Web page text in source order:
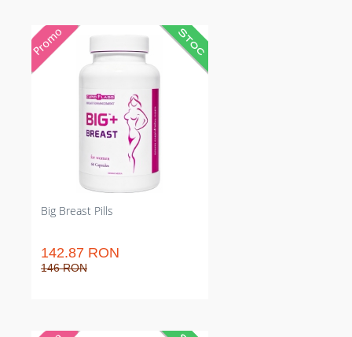
Big Breast Pills
142.87 RON
146 RON
Adaos sub variantă de pilule care
surescitează mărirea normală a
sânilor. Mărește volumul treptat
capsule/zi pentru progres
predictibil. Alternativă non-
invazivă pentru cei care evită
intervențiile chirurgicale și
cicatricile asociate nervilor